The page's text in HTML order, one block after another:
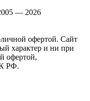
— 2026
офертой. Cайт
характер и ни при
офертой,
РФ.